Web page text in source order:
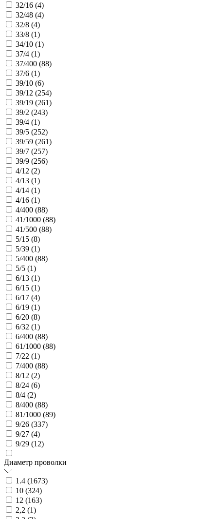
32/16 (4)
32/48 (4)
32/8 (4)
33/8 (1)
34/10 (1)
37/4 (1)
37/400 (88)
37/6 (1)
39/10 (6)
39/12 (254)
39/19 (261)
39/2 (243)
39/4 (1)
39/5 (252)
39/59 (261)
39/7 (257)
39/9 (256)
4/12 (2)
4/13 (1)
4/14 (1)
4/16 (1)
4/400 (88)
41/1000 (88)
41/500 (88)
5/15 (8)
5/39 (1)
5/400 (88)
5/5 (1)
6/13 (1)
6/15 (1)
6/17 (4)
6/19 (1)
6/20 (8)
6/32 (1)
6/400 (88)
61/1000 (88)
7/22 (1)
7/400 (88)
8/12 (2)
8/24 (6)
8/4 (2)
8/400 (88)
81/1000 (89)
9/26 (337)
9/27 (4)
9/29 (12)
Диаметр проволки
1.4 (1673)
10 (324)
12 (163)
2,2 (1)